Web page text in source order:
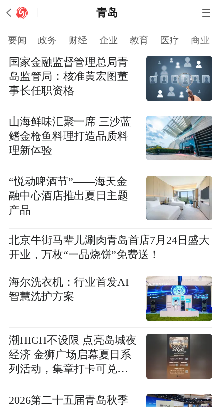
青岛
要闻 政务 财经 企业 教育 医疗 商业
国家金融监督管理总局青
岛监管局：核准黄宏图董
事长任职资格
山海鲜味汇聚一席 三沙蓝
鳍金枪鱼料理打造品质料
理新体验
“悦动啤酒节”——海天金
融中心酒店推出夏日主题
产品
北京牛街马辈儿涮肉青岛首店7月24日盛大
开业，万枚“一品烧饼”免费送！
海尔洗衣机：行业首发AI
智慧洗护方案
潮HIGH不设限 点亮岛城夜
经济 金狮广场启幕夏日系
列活动，集章打卡可兑换
2026第二十五届青岛秋季